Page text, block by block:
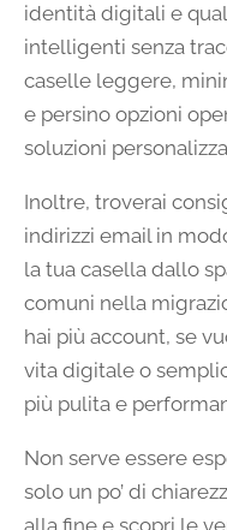
identità digitali e
intelligenti senza
caselle leggere,
e persino opzioni
soluzioni
Inoltre, troverai
indirizzi email in
la tua casella dallo
comuni nella
hai più account, se
vita digitale o
più pulita e
Non serve essere
solo un po’ di